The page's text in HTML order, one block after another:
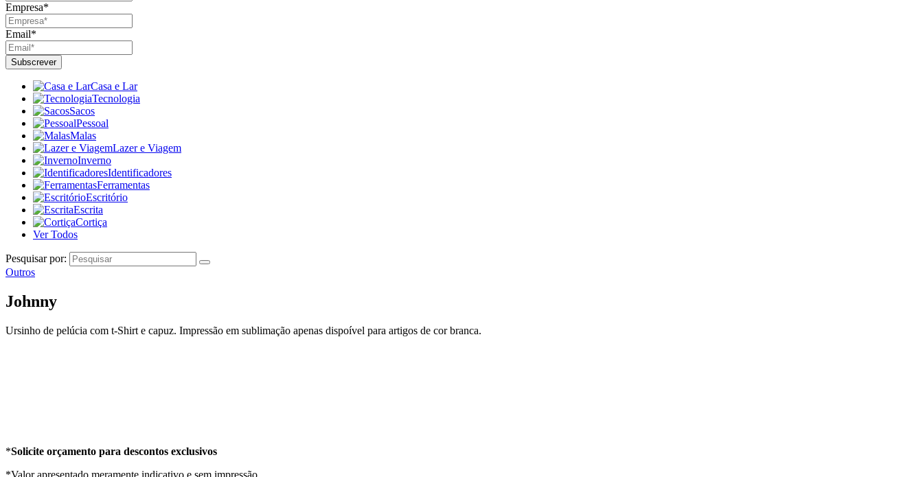
Empresa*
Email*
Casa e Lar
Tecnologia
Sacos
Pessoal
Malas
Lazer e Viagem
Inverno
Identificadores
Ferramentas
Escritório
Escrita
Cortiça
Ver Todos
Pesquisar por:
Outros
Johnny
Ursinho de pelúcia com t-Shirt e capuz. Impressão em sublimação apenas dispoível para artigos de cor branca.
*Solicite orçamento para descontos exclusivos
*Valor apresentado meramente indicativo e sem impressão